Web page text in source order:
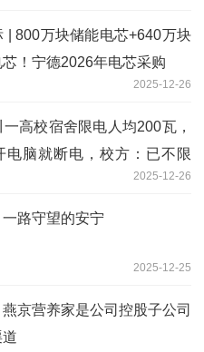
| 800万块储能电芯+640万块
！宁德2026年电芯采购
2025-12-26
高校宿舍限电人均200瓦，
电脑就断电，校方：已不限
2025-12-26
路守望的安宁
2025-12-25
京营养家是公司控股子公司